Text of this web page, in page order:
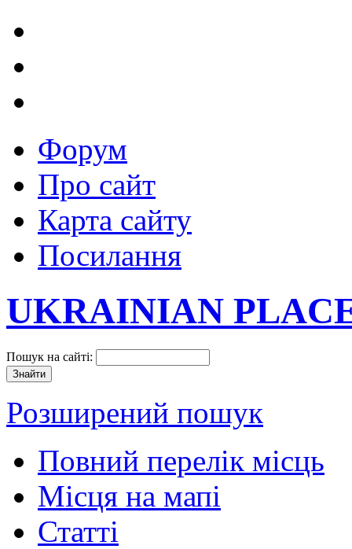
Форум
Про сайт
Карта сайту
Посилання
UKRAINIAN
Пошук на сайті:
Розширений пошук
Повний перелік місць
Місця на мапі
Статті